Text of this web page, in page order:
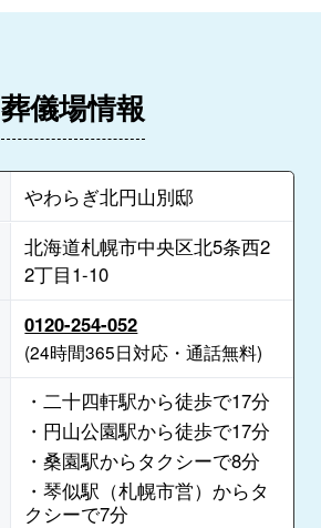
葬儀場情報
やわらぎ北円山別邸
北海道札幌市中央区北5条西2
2丁目1-10
0120-254-052
(24時間365日対応・通話無料)
・二十四軒駅から徒歩で17分
・円山公園駅から徒歩で17分
・桑園駅からタクシーで8分
・琴似駅（札幌市営）からタ
クシーで7分